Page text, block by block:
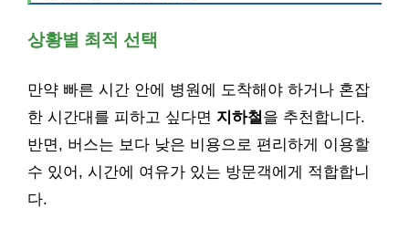
상황별 최적 선택
만약 빠른 시간 안에 병원에 도착해야 하거나 혼잡
한 시간대를 피하고 싶다면 지하철 을 추천합니다.
반면, 버스는 보다 낮은 비용으로 편리하게 이용할
수 있어, 시간에 여유가 있는 방문객에게 적합합니
다.